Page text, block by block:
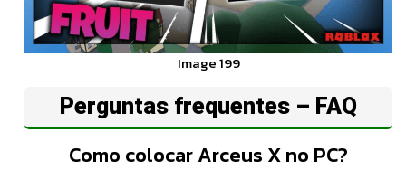
Image 199
Perguntas frequentes – FAQ
Como colocar Arceus X no PC?